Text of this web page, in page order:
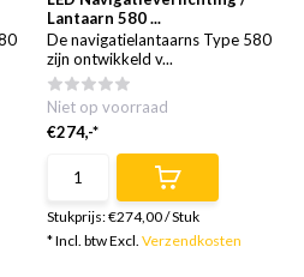
Lantaarn 580 ...
De navigatielantaarns Type 580
zijn ontwikkeld v...
Niet op voorraad
€274,-*
Stukprijs:€274,00/Stuk
* Incl. btw Excl. Verzendkosten